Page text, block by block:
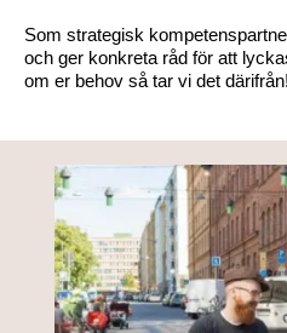
Som strategisk
och ger konkreta råd för att
om er behov så tar vi det därifrån!